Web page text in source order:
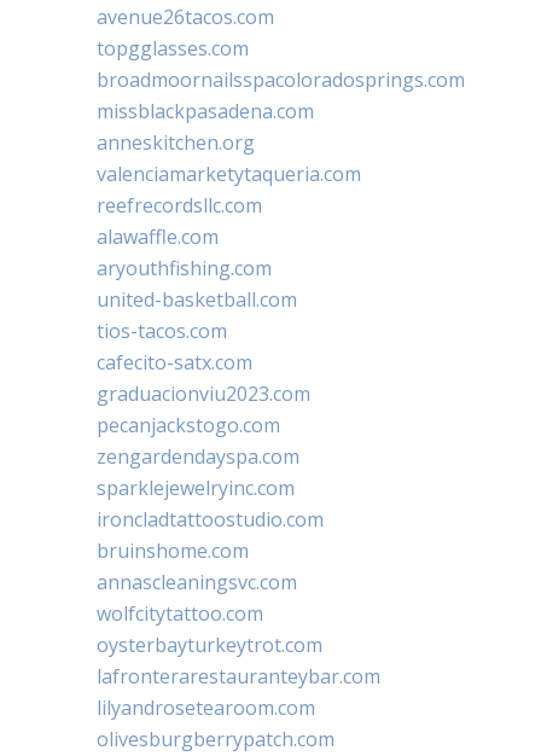
avenue26tacos.com
topgglasses.com
broadmoornailsspacoloradosprings.com
missblackpasadena.com
anneskitchen.org
valenciamarketytaqueria.com
reefrecordsllc.com
alawaffle.com
aryouthfishing.com
united-basketball.com
tios-tacos.com
cafecito-satx.com
graduacionviu2023.com
pecanjackstogo.com
zengardendayspa.com
sparklejewelryinc.com
ironcladtattoostudio.com
bruinshome.com
annascleaningsvc.com
wolfcitytattoo.com
oysterbayturkeytrot.com
lafronterarestauranteybar.com
lilyandrosetearoom.com
olivesburgberrypatch.com